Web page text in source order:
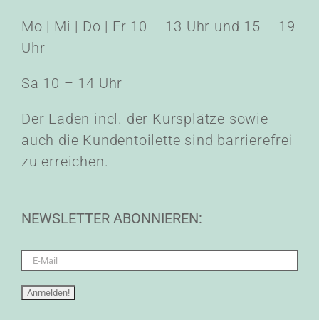
Mo | Mi | Do | Fr 10 – 13 Uhr und 15 – 19
Uhr
Sa 10 – 14 Uhr
Der Laden incl. der Kursplätze sowie
auch die Kundentoilette sind barrierefrei
zu erreichen.
NEWSLETTER ABONNIEREN: